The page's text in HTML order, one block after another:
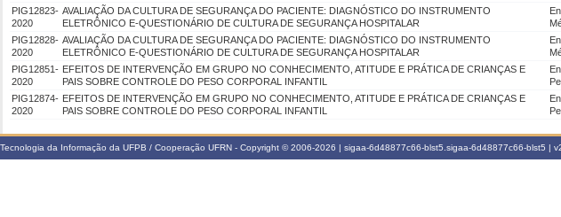
PIG12823-
2020
AVALIAÇÃO DA CULTURA DE SEGURANÇA DO PACIENTE: DIAGNÓSTICO DO INSTRUMENTO
ELETRÔNICO E-QUESTIONÁRIO DE CULTURA DE SEGURANÇA HOSPITALAR
PIG12828-
2020
AVALIAÇÃO DA CULTURA DE SEGURANÇA DO PACIENTE: DIAGNÓSTICO DO INSTRUMENTO
ELETRÔNICO E-QUESTIONÁRIO DE CULTURA DE SEGURANÇA HOSPITALAR
PIG12851-
2020
EFEITOS DE INTERVENÇÃO EM GRUPO NO CONHECIMENTO, ATITUDE E PRÁTICA DE CRIANÇAS E
PAIS SOBRE CONTROLE DO PESO CORPORAL INFANTIL
PIG12874-
2020
EFEITOS DE INTERVENÇÃO EM GRUPO NO CONHECIMENTO, ATITUDE E PRÁTICA DE CRIANÇAS E
PAIS SOBRE CONTROLE DO PESO CORPORAL INFANTIL
da Informação da UFPB / Cooperação UFRN - Copyright © 2006-2026 | sigaa-6d48877c66-blst5.sigaa-6d48877c66-blst5 |